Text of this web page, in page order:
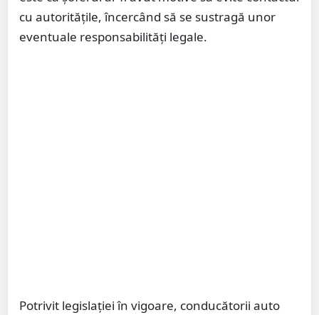
cu autoritățile, încercând să se sustragă unor
eventuale responsabilități legale.
Potrivit legislației în vigoare, conducătorii auto